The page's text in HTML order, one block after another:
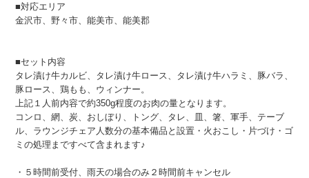
■対応エリア
金沢市、野々市、能美市、能美郡
■セット内容
タレ漬け牛カルビ、タレ漬け牛ロース、タレ漬け牛ハラミ、豚バラ、
豚ロース、鶏もも、ウィンナー。
上記１人前内容で約350g程度のお肉の量となります。
コンロ、網、炭、おしぼり、トング、タレ、皿、箸、軍手、テーブ
ル、ラウンジチェア人数分の基本備品と設置・火おこし・片づけ・ゴ
ミの処理まですべて含まれます♪
・５時間前受付、雨天の場合のみ２時間前キャンセル